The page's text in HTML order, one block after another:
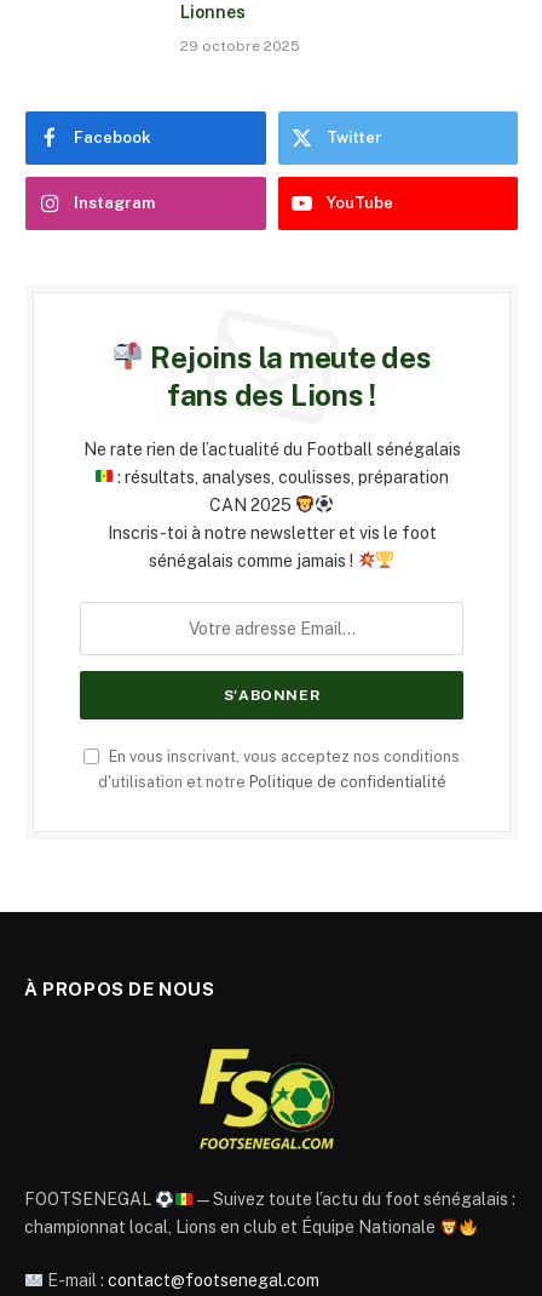
Lionnes
29 octobre 2025
Facebook Twitter
Instagram YouTube
Rejoins la meute des
fans des Lions !
Ne rate rien de l’actualité du Football sénégalais
: résultats, analyses, coulisses, préparation
CAN 2025
Inscris-toi à notre newsletter et vis le foot
sénégalais comme jamais !
En vous inscrivant, vous acceptez nos conditions
d'utilisation et notre Politique de confidentialité
À PROPOS DE NOUS
FOOTSENEGAL
— Suivez toute l’actu du foot sénégalais :
championnat local, Lions en club et Équipe Nationale
E-mail : contact@footsenegal.com